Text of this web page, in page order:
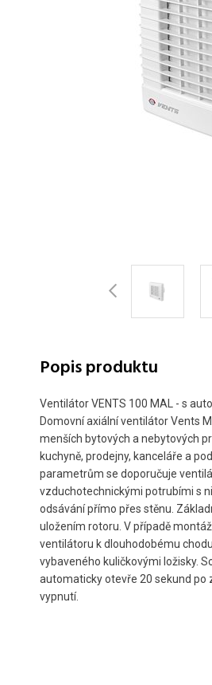
Popis produktu
Ventilátor VENTS 100 MAL - s
Domovní axiální ventilátor Vents
menších bytových a nebytových
kuchyně, prodejny, kanceláře a
parametrům se doporučuje
vzduchotechnickými potrubími s
odsávání přímo přes stěnu.
uložením rotoru. V případě
ventilátoru k dlouhodobému
vybaveného kuličkovými ložisky.
automaticky otevře 20 sekund po
vypnutí.